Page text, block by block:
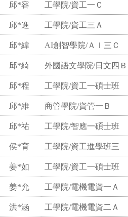
邱*容 工學院/資工一Ｃ
邱*進 工學院/資工三Ａ
邱*緯 AI創智學院/ＡＩ三Ｃ
邱*綺 外國語文學院/日文四Ｂ
邱*程 工學院/資工一碩士班
邱*維 商管學院/資管一Ｂ
邱*祐 工學院/智應一碩士班
侯*育 工學院/資工進學班三
姜*如 工學院/資工一碩士班
姜*允 工學院/電機電資一Ａ
洪*涵 工學院/電機電資二Ａ